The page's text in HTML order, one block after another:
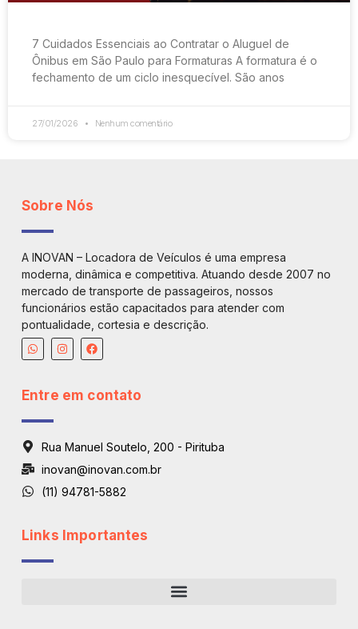
7 Cuidados Essenciais ao Contratar o Aluguel de
Ônibus em São Paulo para Formaturas A formatura é o
fechamento de um ciclo inesquecível. São anos
27/01/2026 Nenhum comentário
Sobre Nós
A INOVAN – Locadora de Veículos é uma empresa
moderna, dinâmica e competitiva. Atuando desde 2007 no
mercado de transporte de passageiros, nossos
funcionários estão capacitados para atender com
pontualidade, cortesia e descrição.
Entre em contato
Rua Manuel Soutelo, 200 - Pirituba
inovan@inovan.com.br
(11) 94781-5882
Links Importantes